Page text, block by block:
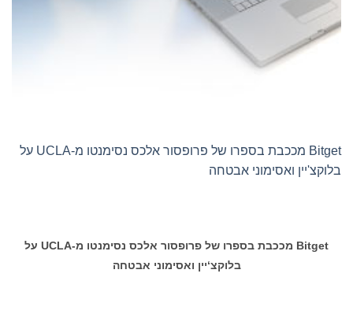
Bitget מככבת בספרו של פרופסור אלכס נסימנטו מ-UCLA על
בלוקצ'יין ואסימוני אבטחה
Bitgetמככבת בספרו של פרופסור אלכס נסימנטו מ-UCLAעל
בלוקצ‘יין ואסימוני אבטחה